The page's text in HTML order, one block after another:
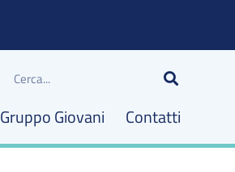
Gruppo Giovani Contatti